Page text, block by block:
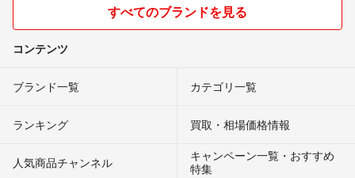
すべてのブランドを見る
コンテンツ
ブランド一覧 カテゴリ一覧
ランキング 買取・相場価格情報
人気商品チャンネル
キャンペーン一覧・おすすめ
特集